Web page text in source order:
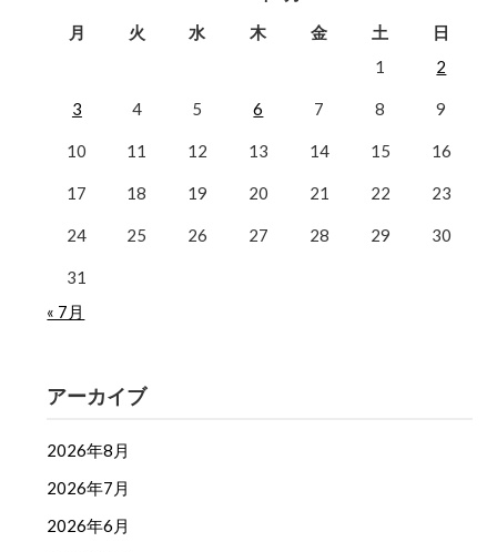
月 火 水 木 金 土
日
1
2
3 4 5 6 7 8 9
10 11 12 13 14 15 16
17 18 19 20 21 22 23
24 25 26 27 28 29 30
31
« 7月
アーカイブ
2026年8月
2026年7月
2026年6月